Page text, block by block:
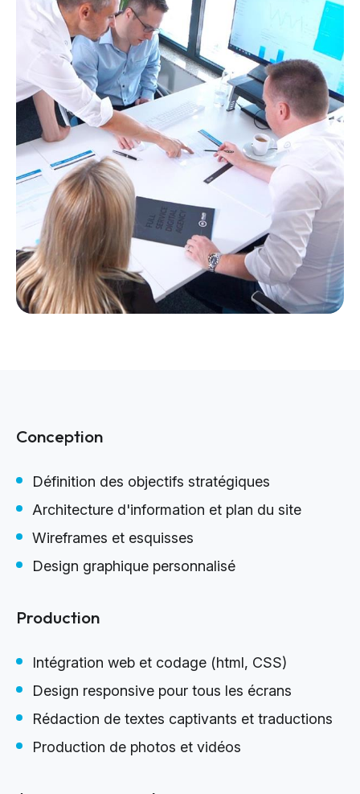
Conception
Définition des objectifs stratégiques
Architecture d'information et plan du site
Wireframes et esquisses
Design graphique personnalisé
Production
Intégration web et codage (html, CSS)
Design responsive pour tous les écrans
Rédaction de textes captivants et traductions
Production de photos et vidéos